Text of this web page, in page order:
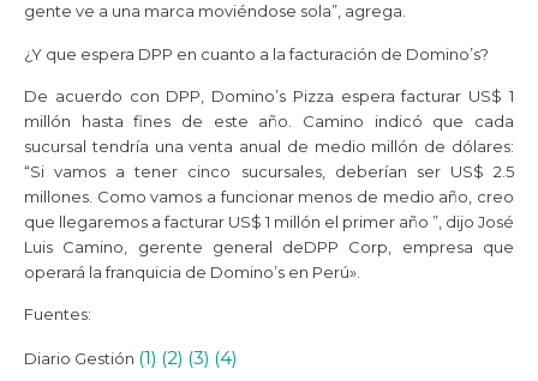
gente ve a una marca moviéndose sola”, agrega.
¿Y que espera DPP en cuanto a la facturación de Domino’s?
De acuerdo con DPP, Domino’s Pizza espera facturar US$ 1
millón hasta fines de este año. Camino indicó que cada
sucursal tendría una venta anual de medio millón de dólares:
“Si vamos a tener cinco sucursales, deberían ser US$ 2.5
millones. Como vamos a funcionar menos de medio año, creo
que llegaremos a facturar US$ 1 millón el primer año ”, dijo José
Luis Camino, gerente general deDPP Corp, empresa que
operará la franquicia de Domino’s en Perú».
Fuentes:
Diario Gestión (1) (2) (3) (4)